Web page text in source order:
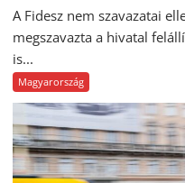
A Fidesz nem szavazatai
megszavazta a hivatal
is...
Magyarország